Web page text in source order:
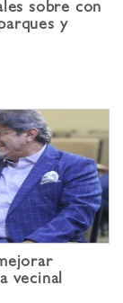
sobre con
y
vecinal